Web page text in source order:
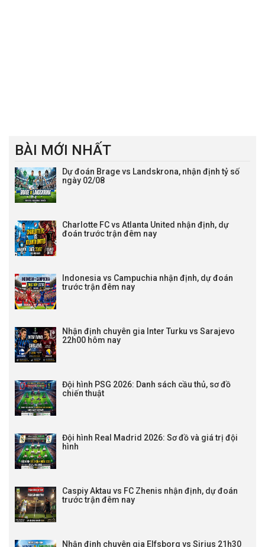
BÀI MỚI NHẤT
Dự đoán Brage vs Landskrona, nhận định tỷ số
ngày 02/08
Charlotte FC vs Atlanta United nhận định, dự
đoán trước trận đêm nay
Indonesia vs Campuchia nhận định, dự đoán
trước trận đêm nay
Nhận định chuyên gia Inter Turku vs Sarajevo
22h00 hôm nay
Đội hình PSG 2026: Danh sách cầu thủ, sơ đồ
chiến thuật
Đội hình Real Madrid 2026: Sơ đồ và giá trị đội
hình
Caspiy Aktau vs FC Zhenis nhận định, dự đoán
trước trận đêm nay
Nhận định chuyên gia Elfsborg vs Sirius 21h30